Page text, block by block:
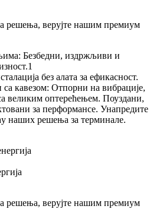
решења, верујте нашим премиум
Безбедни, издржљиви и
без алата за ефикасност.
кавезом: Отпорни на вибрације,
великим оптерећењем. Поуздани,
за перформансе. Унапредите
наших решења за терминале.
решења, верујте нашим премиум